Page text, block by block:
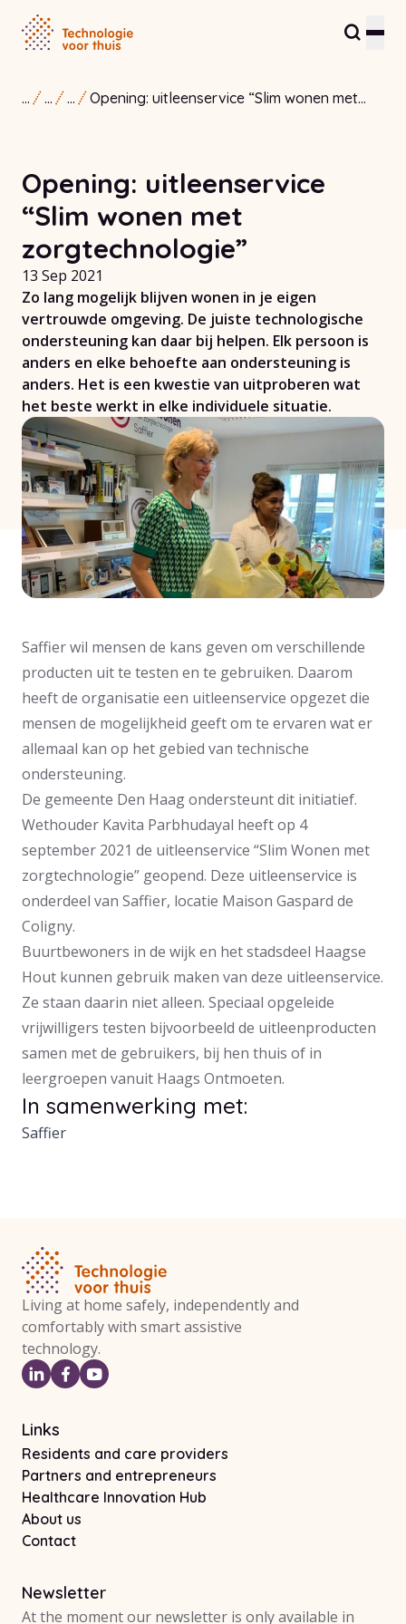
Residents and care providers
Healthcare Innovation Hub
About us
Contact
... ... ...
Opening: uitleenservice “Slim wonen met
Opening: uitleenservice
“Slim wonen met
zorgtechnologie”
13 Sep 2021
Zo lang mogelijk blijven wonen in je eigen
vertrouwde omgeving. De juiste technologische
ondersteuning kan daar bij helpen. Elk persoon is
anders en elke behoefte aan ondersteuning is
anders. Het is een kwestie van uitproberen wat
het beste werkt in elke individuele situatie.
Saffier wil mensen de kans geven om verschillende
producten uit te testen en te gebruiken. Daarom
heeft de organisatie een uitleenservice opgezet die
mensen de mogelijkheid geeft om te ervaren wat er
allemaal kan op het gebied van technische
ondersteuning.
De gemeente Den Haag ondersteunt dit initiatief.
Wethouder Kavita Parbhudayal heeft op 4
september 2021 de uitleenservice “Slim Wonen met
zorgtechnologie” geopend. Deze uitleenservice is
onderdeel van Saffier, locatie Maison Gaspard de
Coligny.
Buurtbewoners in de wijk en het stadsdeel Haagse
Hout kunnen gebruik maken van deze uitleenservice.
Ze staan daarin niet alleen. Speciaal opgeleide
vrijwilligers testen bijvoorbeeld de uitleenproducten
samen met de gebruikers, bij hen thuis of in
leergroepen vanuit Haags Ontmoeten.
In samenwerking met:
Saffier
Living at home safely, independently and
comfortably with smart assistive
technology.
Links
Residents and care providers
Partners and entrepreneurs
Healthcare Innovation Hub
About us
Contact
Newsletter
At the moment our newsletter is only available in